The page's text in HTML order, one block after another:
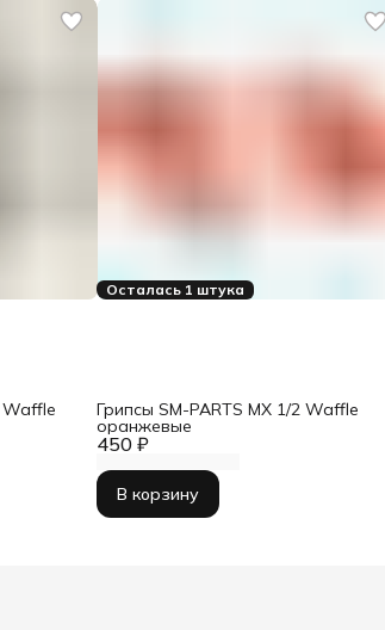
Waffle
Осталась 1 штука
450 ₽
Грипсы SM-PARTS MX 1/2 Waffle
оранжевые
В корзину